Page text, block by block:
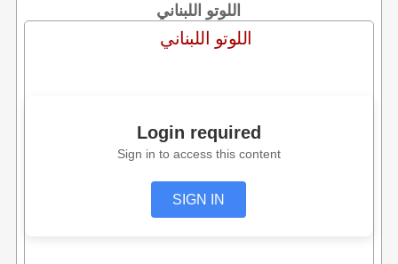
اللوتو اللبناني
اللوتو اللبناني
Login required
Sign in to access this content
SIGN IN